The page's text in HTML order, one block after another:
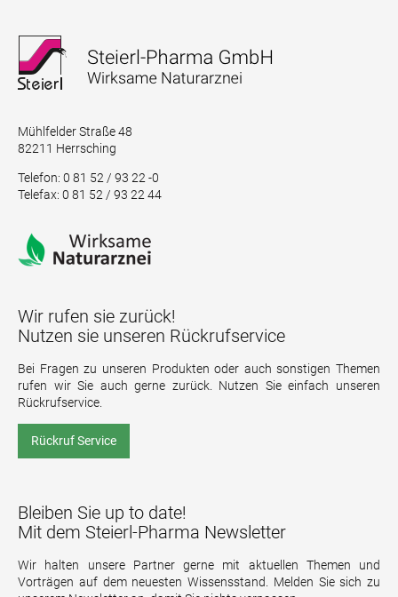
Mühlfelder Straße 48
82211 Herrsching
Telefon: 0 81 52 / 93 22 -0
Telefax: 0 81 52 / 93 22 44
Wir rufen sie zurück!
Nutzen sie unseren Rückrufservice
Bei Fragen zu unseren Produkten oder auch sonstigen Themen
rufen wir Sie auch gerne zurück. Nutzen Sie einfach unseren
Rückrufservice.
Rückruf Service
Bleiben Sie up to date!
Mit dem Steierl-Pharma Newsletter
Wir halten unsere Partner gerne mit aktuellen Themen und
Vorträgen auf dem neuesten Wissensstand. Melden Sie sich zu